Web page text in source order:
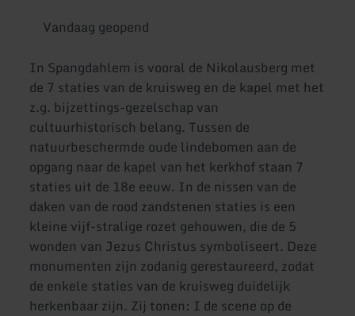
Vandaag geopend
In Spangdahlem is vooral de Nikolausberg met
de 7 staties van de kruisweg en de kapel met het
z.g. bijzettings-gezelschap van
cultuurhistorisch belang. Tussen de
natuurbeschermde oude lindebomen aan de
opgang naar de kapel van het kerkhof staan 7
staties uit de 18e eeuw. In de nissen van de
daken van de rood zandstenen staties is een
kleine vijf-stralige rozet gehouwen, die de 5
wonden van Jezus Christus symboliseert. Deze
monumenten zijn zodanig gerestaureerd, zodat
de enkele staties van de kruisweg duidelijk
herkenbaar zijn. Zij tonen: I de scene op de